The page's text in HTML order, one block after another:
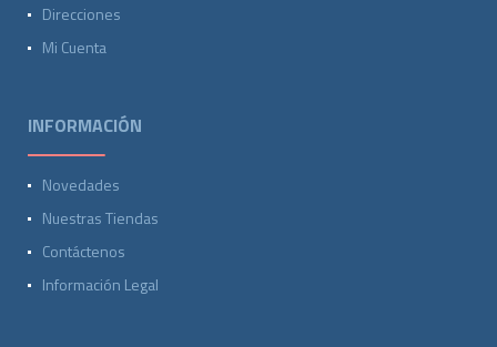
Direcciones
Mi Cuenta
INFORMACIÓN
Novedades
Nuestras Tiendas
Contáctenos
Información Legal